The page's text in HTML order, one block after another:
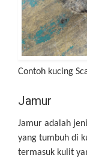
Contoh kucing
Jamur
Jamur adalah
yang tumbuh di
termasuk kulit